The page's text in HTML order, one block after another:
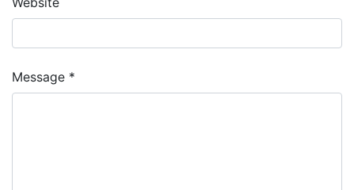
Message *